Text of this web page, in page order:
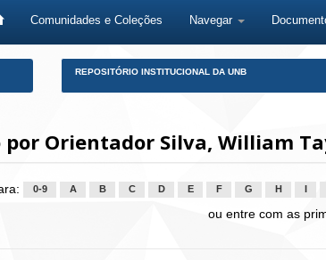
Comunidades e Coleções Navegar
REPOSITÓRIO INSTITUCIONAL DA UNB
por Orientador Silva, William
0-9 A B C D E F G H
ou entre com as